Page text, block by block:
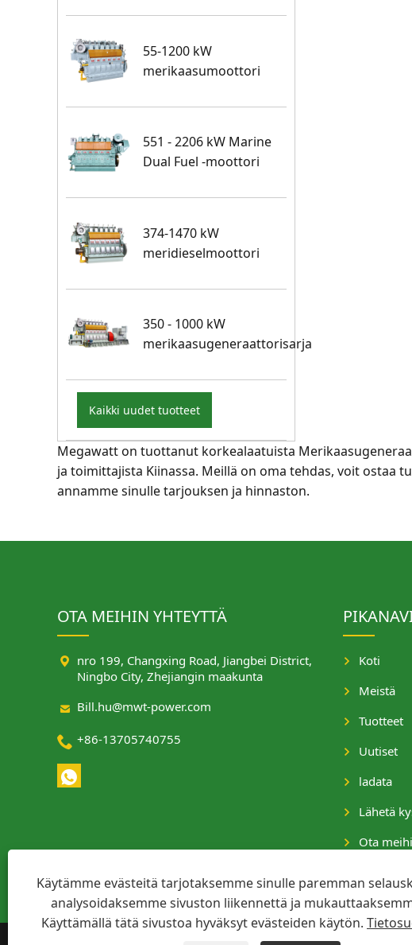
55-1200 kW
merikaasumoottori
551 - 2206 kW Marine
Dual Fuel -moottori
374-1470 kW
meridieselmoottori
350 - 1000 kW
merikaasugeneraattorisarja
Kaikki uudet tuotteet
Megawatt on tuottanut korkealaatuista
ja toimittajista Kiinassa. Meillä on oma tehdas, voit ostaa
annamme sinulle tarjouksen ja hinnaston.
Käytämme evästeitä tarjotaksemme sinulle paremman
analysoidaksemme sivuston liikennettä ja
Käyttämällä tätä sivustoa hyväksyt evästeiden käytön.
OTA MEIHIN YHTEYTTÄ
 nro 199, Changxing Road, Jiangbei District,
Ningbo City, Zhejiangin maakunta
 Bill.hu@mwt-power.com
 +86-13705740755
Koti
Meistä
Tuotteet
Uutiset
ladata
Lähetä
Ota